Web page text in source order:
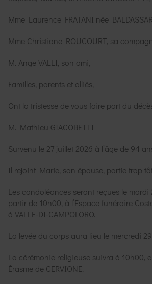
Mme Laurence FRATANI née
Mme Christiane ROUCOURT, sa
M. Ange VALLI, son ami,
Familles, parents et alliés,
Ont la tristesse de vous faire part du
M. Mathieu GIACOBETTI
Survenu le 27 juillet 2026 à l’âge de 94
Il rejoint Marie, son épouse, partie trop
Les condoléances seront reçues le mardi
partir de 10h00, à l’Espace funéraire
à VALLE-DI-CAMPOLORO.
La levée du corps aura lieu le mercredi
La cérémonie religieuse suivra à 10h00,
Érasme de CERVIONE.